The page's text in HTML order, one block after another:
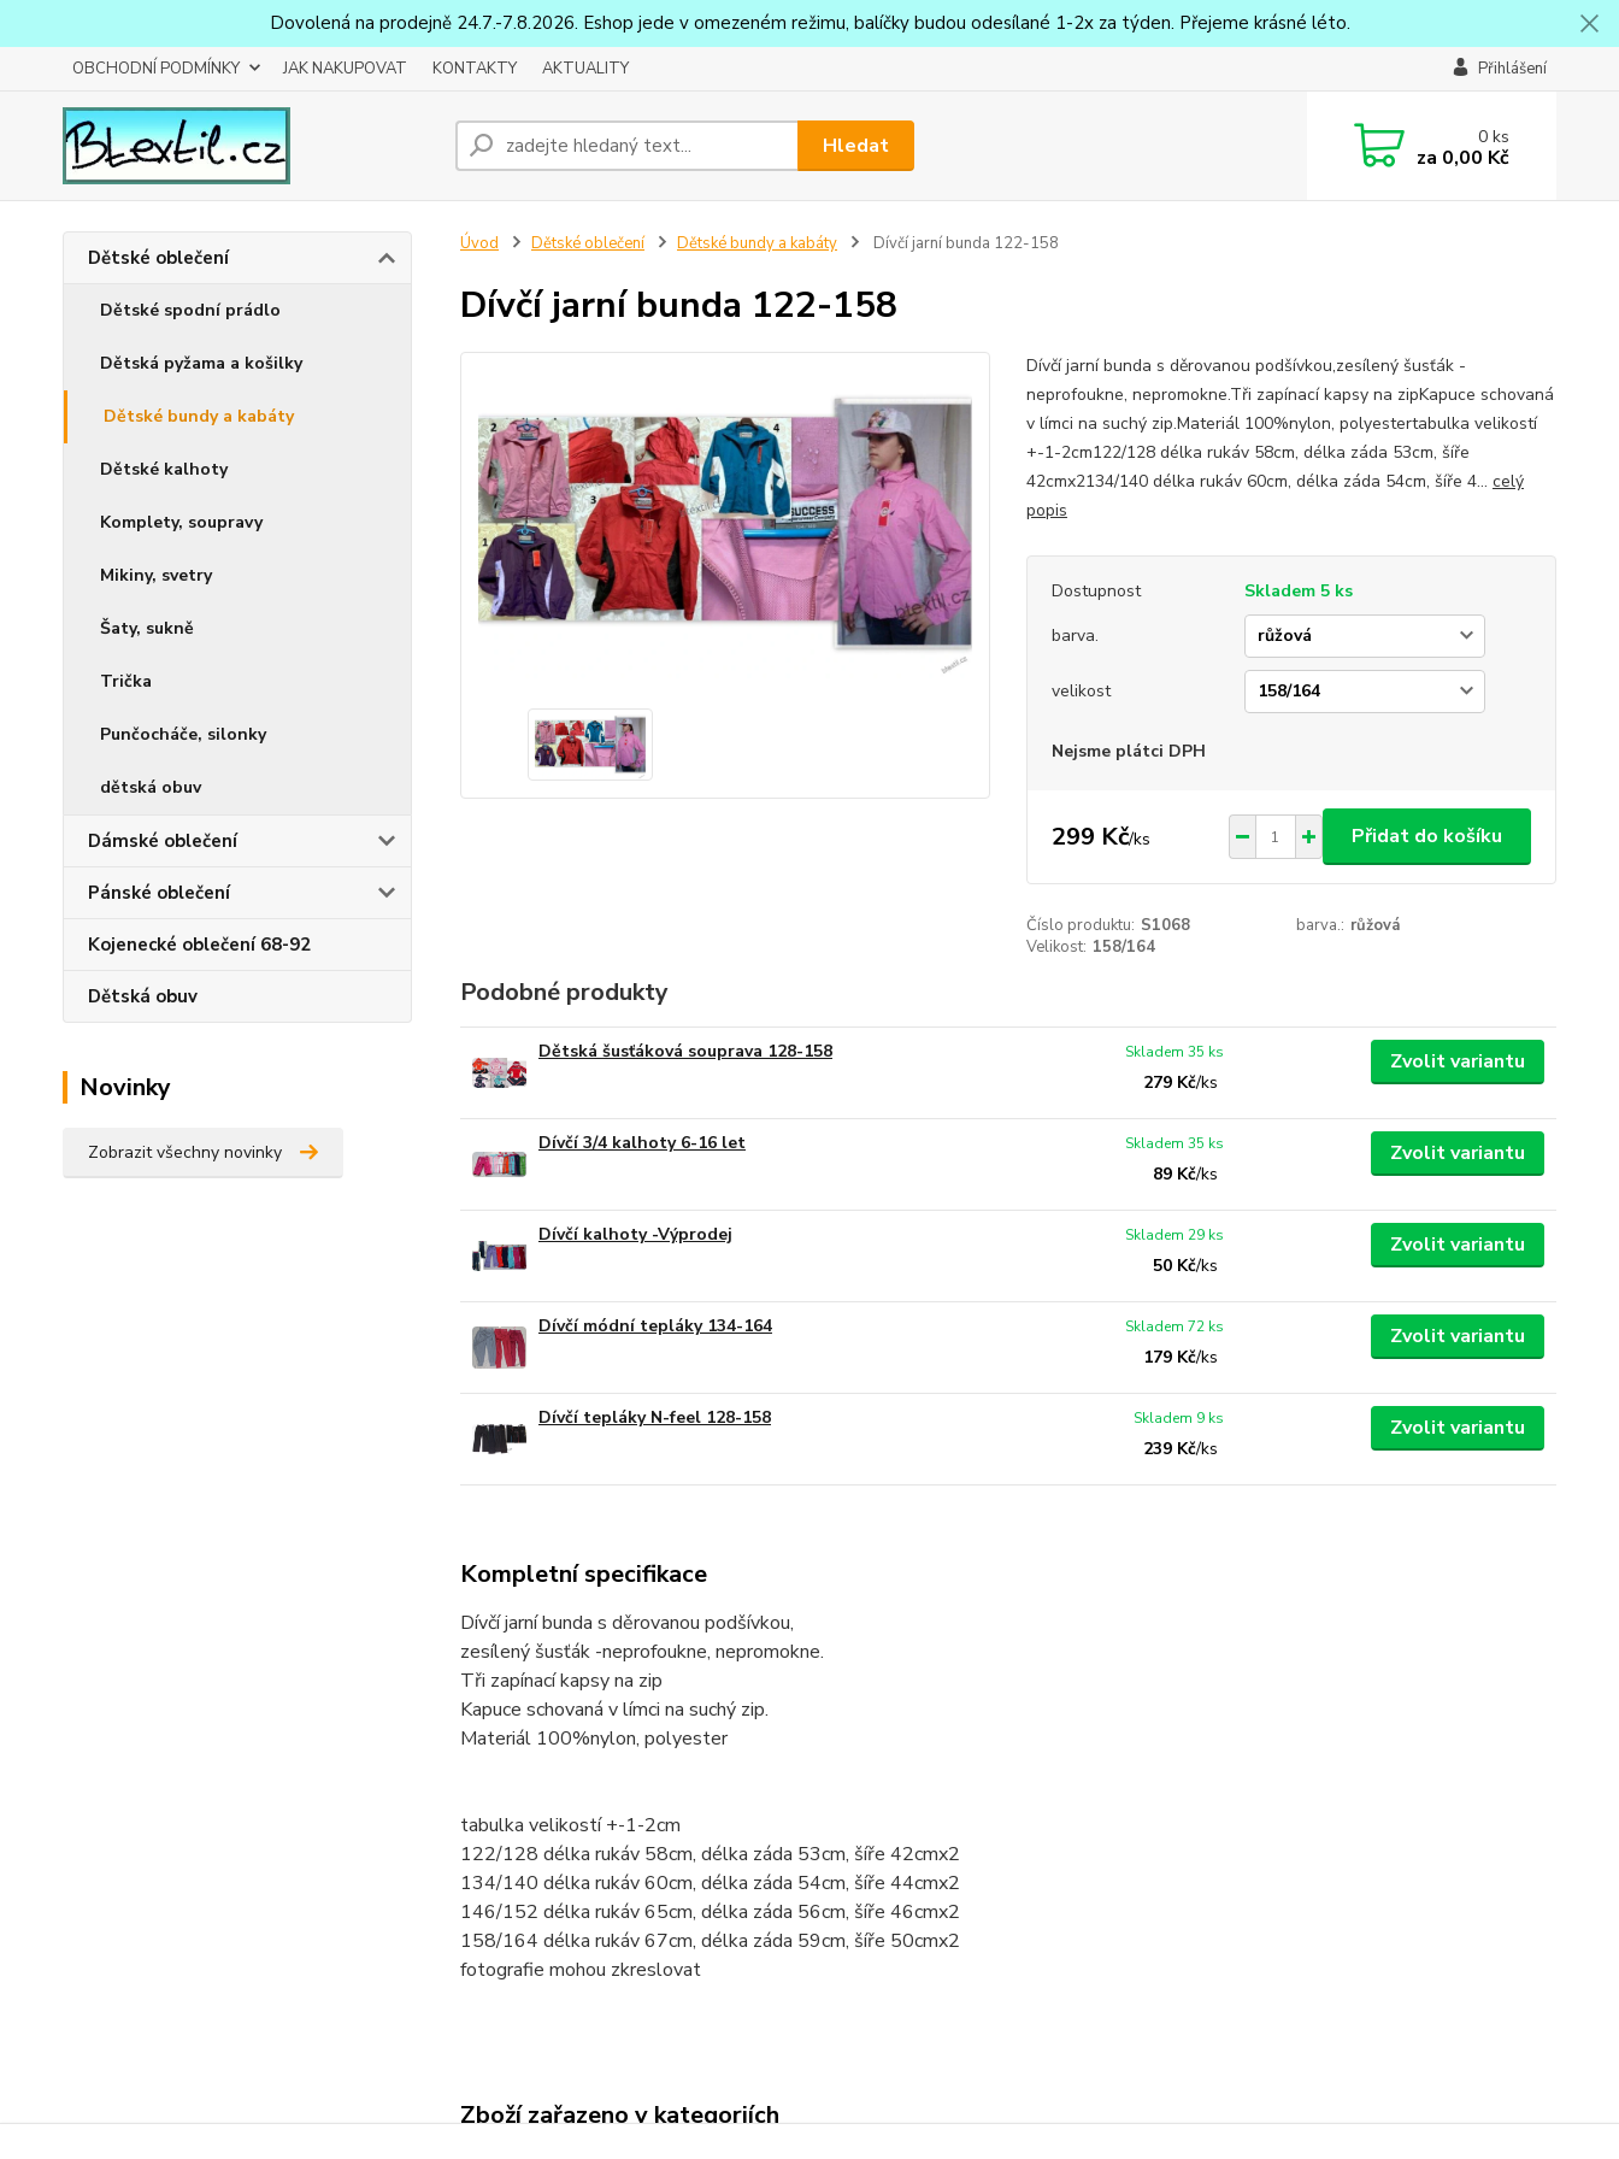
Dovolená na prodejně 24.7.-7.8.2026. Eshop jede v omezeném režimu, balíčky budou odesílané 1-2x za týden. Přejeme krásné léto.
OBCHODNÍ PODMÍNKY JAK NAKUPOVAT KONTAKTY AKTUALITY Přihlášení
Hledat 0ks
za 0,00 Kč
Dětské oblečení
Dětské spodní prádlo
Dětská pyžama a košilky
Dětské bundy a kabáty
Dětské kalhoty
Komplety, soupravy
Mikiny, svetry
Šaty, sukně
Trička
Punčocháče, silonky
dětská obuv
Dámské oblečení
Pánské oblečení
Kojenecké oblečení 68-92
Dětská obuv
Novinky
Zobrazit všechny novinky
Úvod Dětské oblečení Dětské bundy a kabáty Dívčí jarní bunda 122-158
Dívčí jarní bunda 122-158
Dívčí jarní bunda s děrovanou podšívkou,zesílený šusťák -
neprofoukne, nepromokne.Tři zapínací kapsy na zipKapuce schovaná
v límci na suchý zip.Materiál 100%nylon, polyestertabulka velikostí
+-1-2cm122/128 délka rukáv 58cm, délka záda 53cm, šíře
42cmx2134/140 délka rukáv 60cm, délka záda 54cm, šíře 4... celý
popis
Dostupnost
Skladem 5 ks
barva.
velikost
Nejsme plátci DPH
299 Kč/ks Přidat do košíku
Číslo produktu: S1068 barva.: růžová
Velikost: 158/164
Podobné produkty
Dětská šusťáková souprava 128-158
279 Kč/ks
Skladem 35 ks Zvolit variantu
Dívčí 3/4 kalhoty 6-16 let
89 Kč/ks
Skladem 35 ks Zvolit variantu
Dívčí kalhoty -Výprodej
50 Kč/ks
Skladem 29 ks Zvolit variantu
Dívčí módní tepláky 134-164
179 Kč/ks
Skladem 72 ks Zvolit variantu
Dívčí tepláky N-feel 128-158
239 Kč/ks
Skladem 9 ks Zvolit variantu
Kompletní specifikace
Dívčí jarní bunda s děrovanou podšívkou,
zesílený šusťák -neprofoukne, nepromokne.
Tři zapínací kapsy na zip
Kapuce schovaná v límci na suchý zip.
Materiál 100%nylon, polyester
tabulka velikostí +-1-2cm
122/128 délka rukáv 58cm, délka záda 53cm, šíře 42cmx2
134/140 délka rukáv 60cm, délka záda 54cm, šíře 44cmx2
146/152 délka rukáv 65cm, délka záda 56cm, šíře 46cmx2
158/164 délka rukáv 67cm, délka záda 59cm, šíře 50cmx2
fotografie mohou zkreslovat
Zboží zařazeno v kategoriích